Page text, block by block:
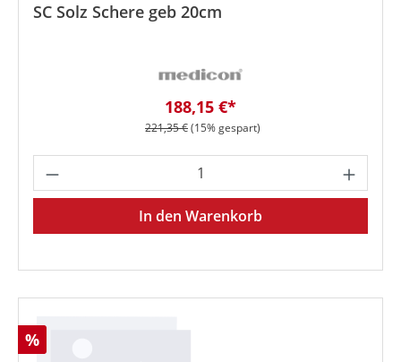
SC Solz Schere geb 20cm
Verkaufspreis:
188,15 €*
Regulärer Preis:
221,35 €(15% gespart)
Produkt Anzahl: Gib den
In den Warenkorb
Rabatt
%